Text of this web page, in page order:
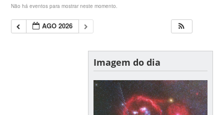
Não há eventos para mostrar neste momento.
AGO 2026
Imagem do dia